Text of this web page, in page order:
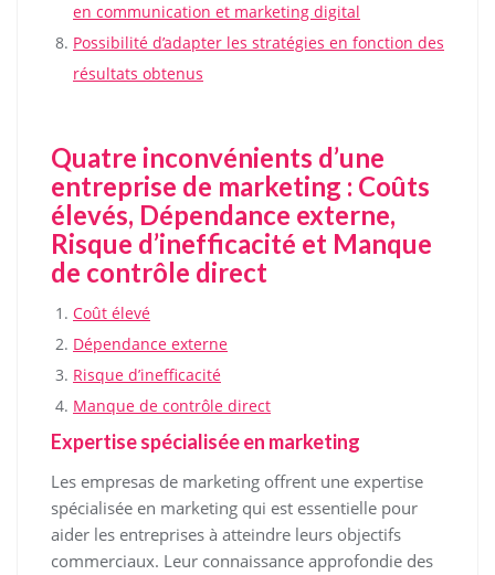
en communication et marketing digital
Possibilité d’adapter les stratégies en fonction des
résultats obtenus
Quatre inconvénients d’une
entreprise de marketing : Coûts
élevés, Dépendance externe,
Risque d’inefficacité et Manque
de contrôle direct
Coût élevé
Dépendance externe
Risque d’inefficacité
Manque de contrôle direct
Expertise spécialisée en marketing
Les empresas de marketing offrent une expertise
spécialisée en marketing qui est essentielle pour
aider les entreprises à atteindre leurs objectifs
commerciaux. Leur connaissance approfondie des